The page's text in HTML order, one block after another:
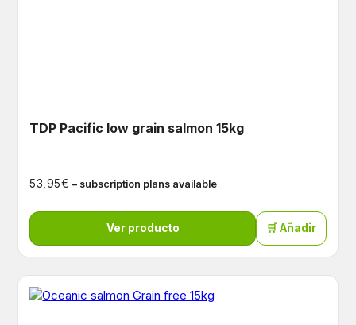
TDP Pacific low grain salmon 15kg
53,95€ – subscription plans available
Ver producto 🛒 Añadir